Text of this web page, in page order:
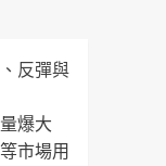
反彈與
爆大
市場用